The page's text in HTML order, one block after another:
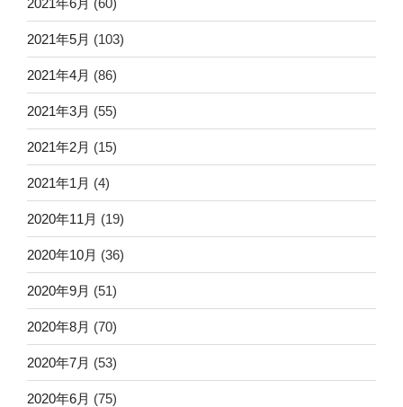
2021年6月 (60)
2021年5月 (103)
2021年4月 (86)
2021年3月 (55)
2021年2月 (15)
2021年1月 (4)
2020年11月 (19)
2020年10月 (36)
2020年9月 (51)
2020年8月 (70)
2020年7月 (53)
2020年6月 (75)